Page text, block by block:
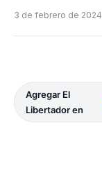
3 de febrero de 2024
Agregar El
Libertador en